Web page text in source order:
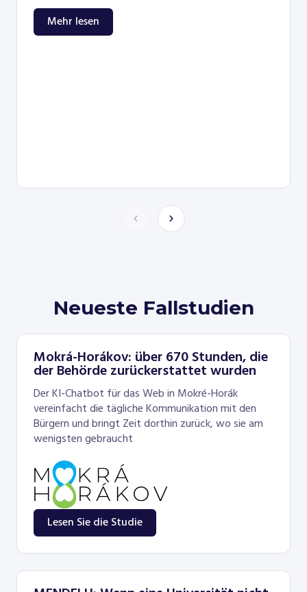
Mehr lesen
Neueste Fallstudien
Mokrá-Horákov: über 670 Stunden, die
der Behörde zurückerstattet wurden
Der KI-Chatbot für das Web in Mokré-Horák
vereinfacht die tägliche Kommunikation mit den
Bürgern und bringt Zeit dorthin zurück, wo sie am
wenigsten gebraucht
Lesen Sie die Studie